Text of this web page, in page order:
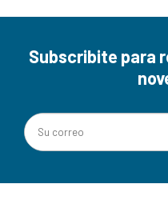
Subscribite para